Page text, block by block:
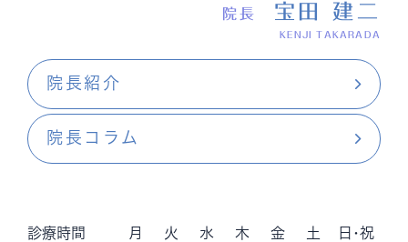
院長 宝田 建二
KENJI TAKARADA
院長紹介
院長コラム
診療時間 月 火 水 木 金 土 日･祝